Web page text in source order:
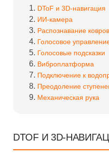
DToF и 3D-навигация
ИИ-камера
Распознавание
Голосовое
Голосовые подсказки
Виброплатформа
Подключение к
Преодоление
Механическая рука
DTOF И 3D-